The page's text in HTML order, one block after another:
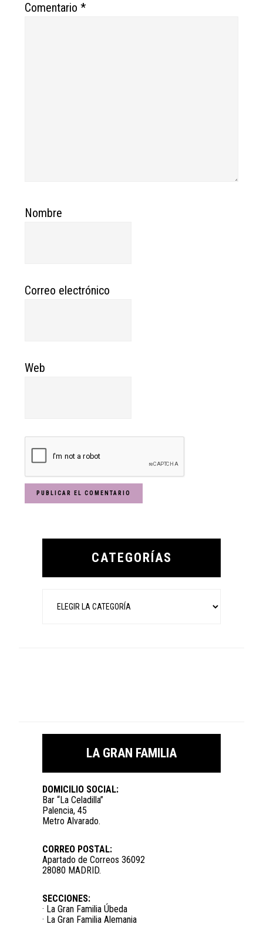
Comentario*
Nombre
Correo electrónico
Web
Primary
CATEGORÍAS
LA GRAN FAMILIA
DOMICILIO SOCIAL:
Bar “La Celadilla”
Palencia, 45
Metro Alvarado.
CORREO POSTAL:
Apartado de Correos 36092
28080 MADRID.
SECCIONES:
· La Gran Familia Úbeda
· La Gran Familia Alemania